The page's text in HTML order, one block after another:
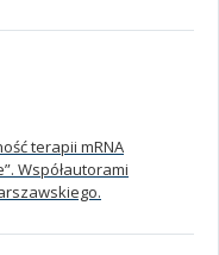
terapii mRNA
Współautorami